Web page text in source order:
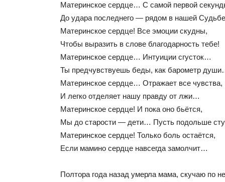
Материнское сердце… С самой первой
До удара последнего — рядом в нашей
Материнское сердце! Все эмоции скудны,
Чтобы выразить в слове благодарность тебе!
Материнское сердце… Интуиции сгусток…
Ты предчувствуешь беды, как барометр
Материнское сердце… Отражает все чувства,
И легко отделяет нашу правду от лжи…
Материнское сердце! И пока оно бьётся,
Мы до старости — дети… Пусть подольше
Материнское сердце! Только боль остаётся,
Если мамино сердце навсегда замолчит…
Полтора года назад умерла мама, скучаю по